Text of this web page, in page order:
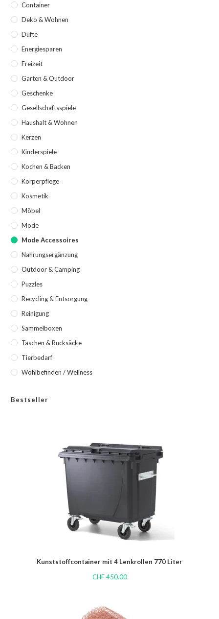
Container
Deko & Wohnen
Düfte
Energiesparen
Freizeit
Garten & Outdoor
Geschenke
Gesellschaftsspiele
Haushalt & Wohnen
Kerzen
Kinderspiele
Kochen & Backen
Körperpflege
Kosmetik
Möbel
Mode
Mode Accessoires
Nahrungsergänzung
Outdoor & Camping
Puzzles
Recycling & Entsorgung
Reinigung
Sammelboxen
Taschen & Rucksäcke
Tierbedarf
Wohlbefinden / Wellness
Bestseller
Kunststoffcontainer mit 4 Lenkrollen 770 Liter
CHF450.00